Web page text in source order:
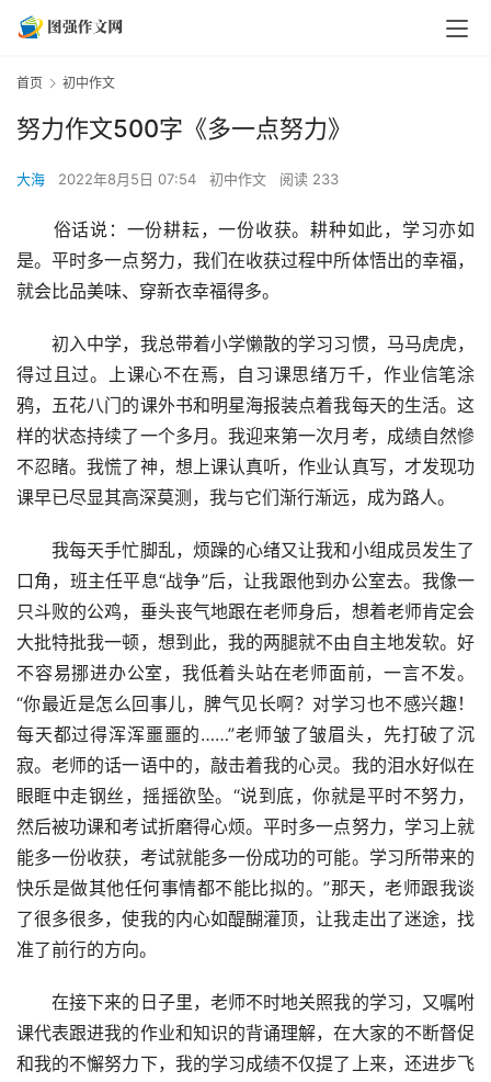
首页 初中作文
努力作文500字《多一点努力》
大海 2022年8月5日 07:54 初中作文 阅读 233
俗话说：一份耕耘，一份收获。耕种如此，学习亦如
是。平时多一点努力，我们在收获过程中所体悟出的幸福，
就会比品美味、穿新衣幸福得多。
初入中学，我总带着小学懒散的学习习惯，马马虎虎，
得过且过。上课心不在焉，自习课思绪万千，作业信笔涂
鸦，五花八门的课外书和明星海报装点着我每天的生活。这
样的状态持续了一个多月。我迎来第一次月考，成绩自然慘
不忍睹。我慌了神，想上课认真听，作业认真写，才发现功
课早已尽显其高深莫测，我与它们渐行渐远，成为路人。
我每天手忙脚乱，烦躁的心绪又让我和小组成员发生了
口角，班主任平息“战争”后，让我跟他到办公室去。我像一
只斗败的公鸡，垂头丧气地跟在老师身后，想着老师肯定会
大批特批我一顿，想到此，我的两腿就不由自主地发软。好
不容易挪进办公室，我低着头站在老师面前，一言不发。
“你最近是怎么回事儿，脾气见长啊？对学习也不感兴趣！
每天都过得浑浑噩噩的……”老师皱了皱眉头，先打破了沉
寂。老师的话一语中的，敲击着我的心灵。我的泪水好似在
眼眶中走钢丝，摇摇欲坠。“说到底，你就是平时不努力，
然后被功课和考试折磨得心烦。平时多一点努力，学习上就
能多一份收获，考试就能多一份成功的可能。学习所带来的
快乐是做其他任何事情都不能比拟的。”那天，老师跟我谈
了很多很多，使我的内心如醍醐灌顶，让我走出了迷途，找
准了前行的方向。
在接下来的日子里，老师不时地关照我的学习，又嘱咐
课代表跟进我的作业和知识的背诵理解，在大家的不断督促
和我的不懈努力下，我的学习成绩不仅提了上来，还进步飞